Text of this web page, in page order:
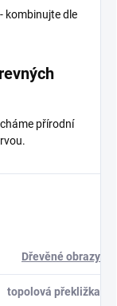
kombinujte dle
přírodní
Dřevěné obrazy
topolová překližka